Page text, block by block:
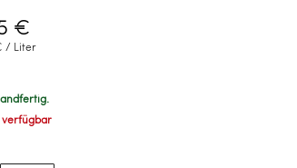
€
/ Liter
verfügbar